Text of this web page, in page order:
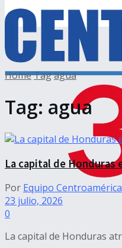
HomeTagagua
Tag: agua
La capital de Honduras
Por Equipo
23 julio, 2026
0
La capital de Honduras